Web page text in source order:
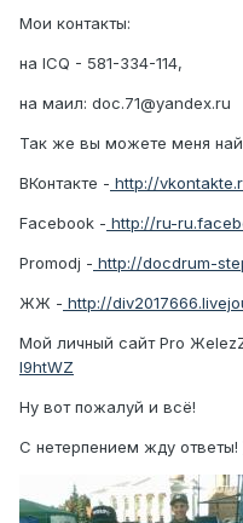
Мои контакты:
на ICQ - 581-334-114,
на маил: doc.71@yandex.ru
Так же вы можете меня
ВКонтакте - http://
Facebook - http://ru-
Promodj - http://docdrum-
ЖЖ - http://
Мой личный сайт Pro
l9htWZ
Ну вот пожалуй и всё!
С нетерпением жду ответы!